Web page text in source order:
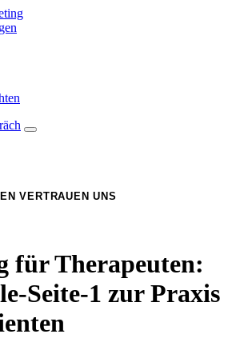
VERTRAUEN UNS
für Therapeuten:
Seite-1 zur Praxis